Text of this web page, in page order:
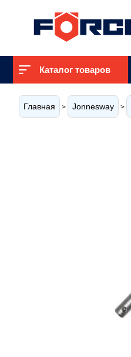
Каталог товаров
Главная > Jonnesway >